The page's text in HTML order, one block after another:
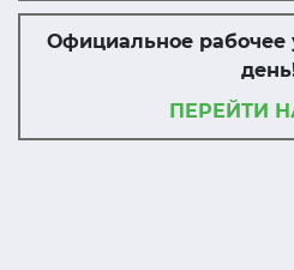
Официальное рабочее
ПЕРЕЙТИ